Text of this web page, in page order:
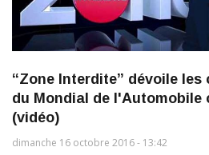
“Zone Interdite” dévoile
du Mondial de l'Automobile
(vidéo)
dimanche 16 octobre 2016 - 13:42